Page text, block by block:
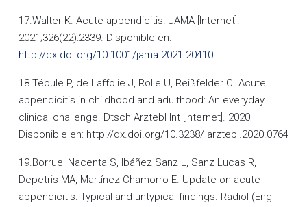
17.Walter K. Acute appendicitis. JAMA [Internet].
2021;326(22):2339. Disponible en:
http://dx.doi.org/10.1001/jama.2021.20410
18.Téoule P, de Laffolie J, Rolle U, Reißfelder C. Acute
appendicitis in childhood and adulthood: An everyday
clinical challenge. Dtsch Arztebl Int [Internet]. 2020;
Disponible en: http://dx.doi.org/10.3238/ arztebl.2020.0764
19.Borruel Nacenta S, Ibáñez Sanz L, Sanz Lucas R,
Depetris MA, Martínez Chamorro E. Update on acute
appendicitis: Typical and untypical findings. Radiol (Engl